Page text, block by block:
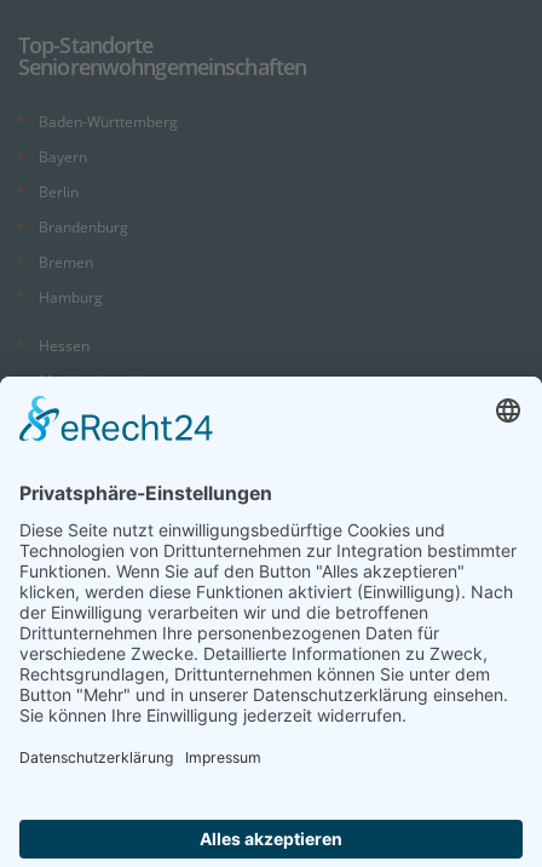
Top-Standorte
Seniorenwohngemeinschaften
Baden-Württemberg
Bayern
Berlin
Brandenburg
Bremen
Hamburg
Hessen
Mecklenburg-Vorpommern
Niedersachsen
Rheinland-Pfalz
Saarland
Sachsen
Sachsen-Anhalt
Schleswig-Holstein
Thüringen
Seniorenwohngemeinschaft?
Wir sind auch telefonisch für Sie da und helfen.